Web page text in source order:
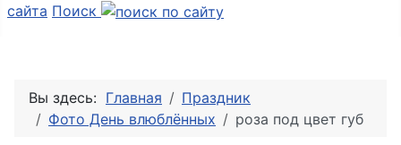
сайта Поиск
Вы здесь: Главная
Праздник
Фото День влюблённых
роза под цвет губ